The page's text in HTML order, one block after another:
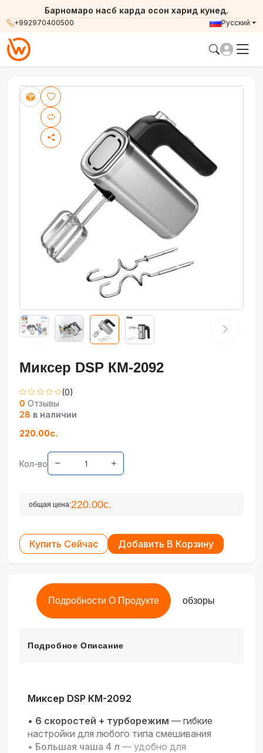
+992970400500
Барномаро насб карда осон харид кунед.
Русский
Миксер DSP КМ-2092
(0)
0 Отзывы
28 в наличии
220.00с.
Кол-во
общая цена:220.00с.
Купить Сейчас Добавить В Корзину
Подробности О Продукте обзоры
Подробное Описание
Миксер DSP КМ-2092
• 6 скоростей + турборежим — гибкие
настройки для любого типа смешивания
• Большая чаша 4 л — удобно для